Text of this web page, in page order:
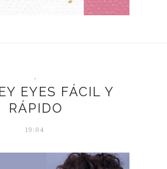
.
EYES FÁCIL Y
RÁPIDO
19:04